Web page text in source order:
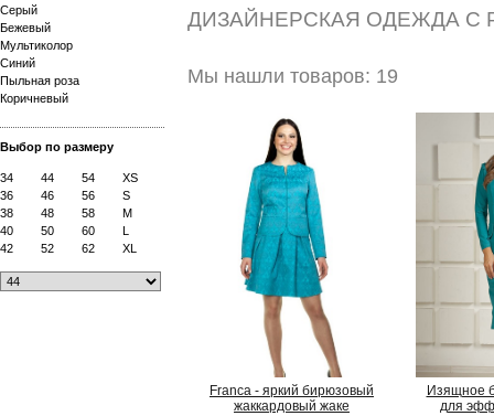
Серый
Бежевый
Мультиколор
Синий
Пыльная роза
Коричневый
Выбор по размеру
34 44 54
XS
36
46 56
S
38
48 58
M
40
50 60
L
42
52 62 XL
ДИЗАЙНЕРСКАЯ ОДЕЖДА С
Мы нашли товаров: 19
Franca - яркий бирюзовый
жаккардовый жаке
Изящное
для